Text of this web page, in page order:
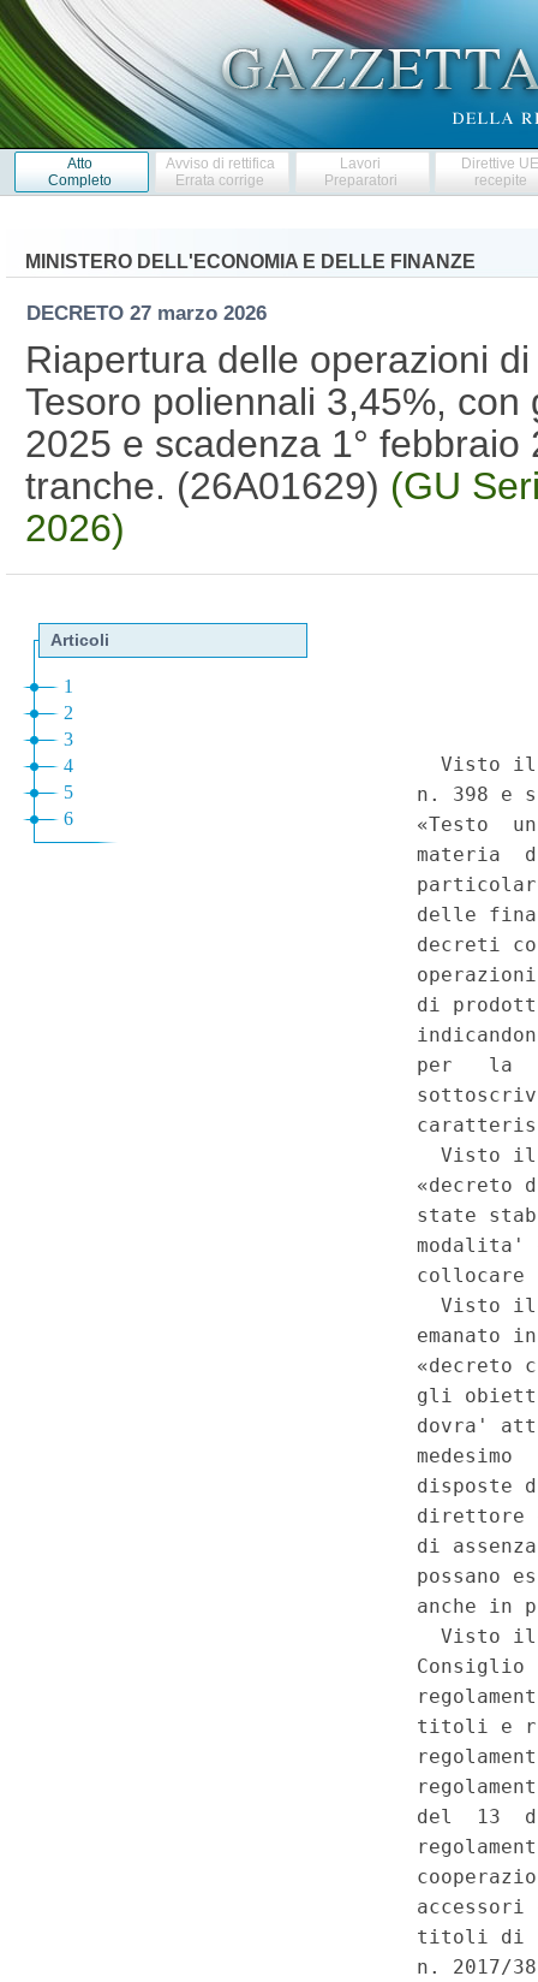
Atto
Completo
Avviso di rettifica
Errata corrige
Lavori
Preparatori
Direttive
recepite
MINISTERO DELL'ECONOMIA E DELLE FINANZE
DECRETO 27 marzo 2026
Riapertura delle operazioni
Tesoro poliennali 3,45%,
2025 e scadenza 1°
tranche. (26A01629) (GU
2026)